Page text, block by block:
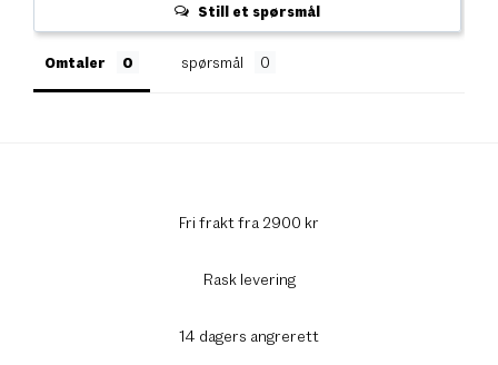
Still et spørsmål
Omtaler spørsmål
Fri frakt fra 2900 kr
Rask levering
14 dagers angrerett